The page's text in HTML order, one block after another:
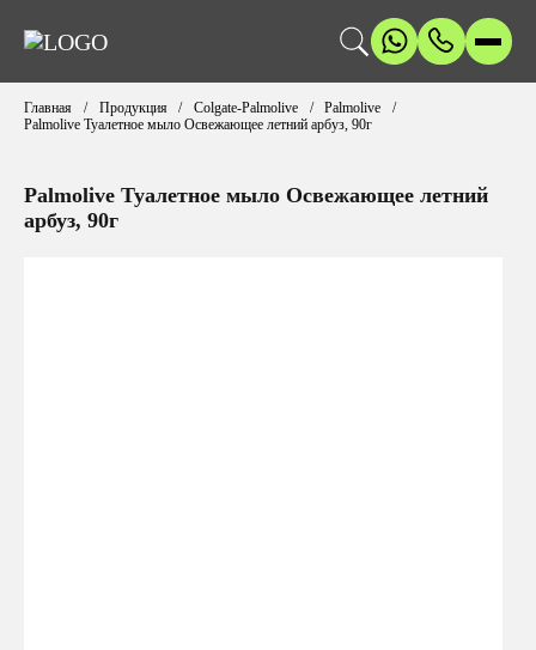
Главная Продукция Colgate-Palmolive
Palmolive
Palmolive Туалетное мыло Освежающее летний арбуз, 90г
Palmolive Туалетное мыло Освежающее летний
арбуз, 90г